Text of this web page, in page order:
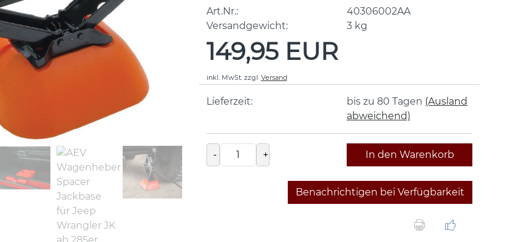
Art.Nr.:
40306002AA
Versandgewicht:
3kg
149,95 EUR
inkl. MwSt.zzgl. Versand
Lieferzeit: bis zu 80 Tagen (Ausland
abweichend)
- + In den Warenkorb
Benachrichtigen bei Verfügbarkeit